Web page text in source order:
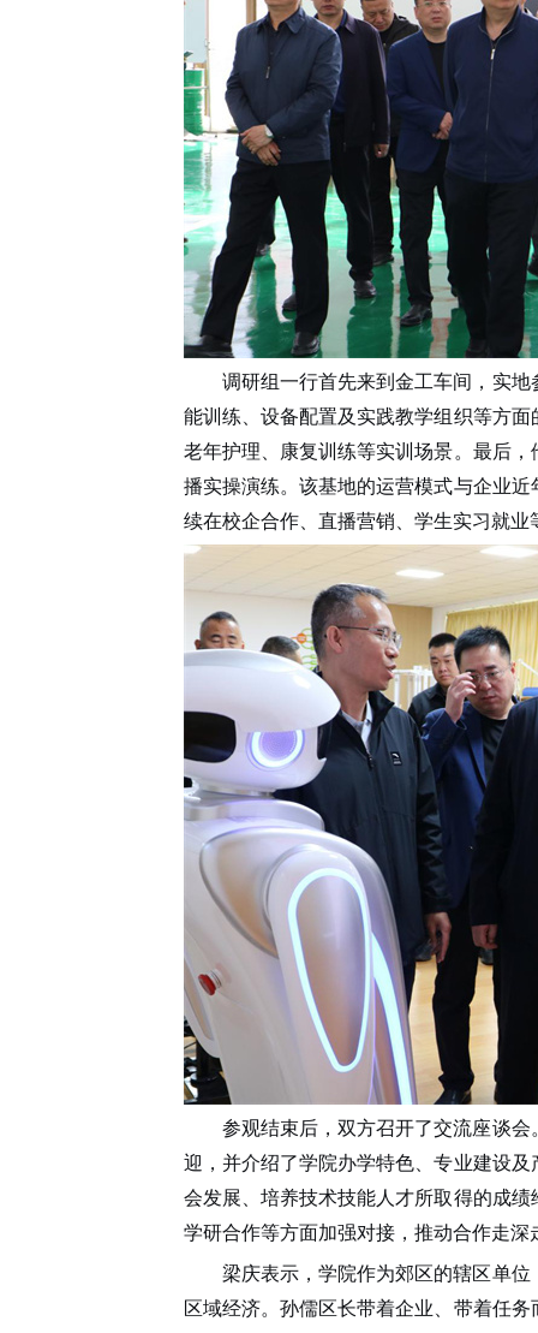
调研组一行首先来到金工车间，实
能训练、设备配置及实践教学组织等方
老年护理、康复训练等实训场景。 最后，
播实操演练。该基地的运营模式与企业
续在校企合作、直播营销、学生实习就
参观结束后，双方召开了交流座谈会
迎，并介绍了学院办学特色、专业建设
会发展、培养技术技能人才所取得的成
学研合作等方面加强对接，推动合作走深
梁庆表示，学院作为郊区的辖区单
区域经济。孙儒区长带着企业、带着任